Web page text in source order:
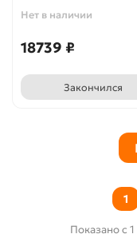
Нет в наличии
18739 ₽
Закончился
1
Показано с